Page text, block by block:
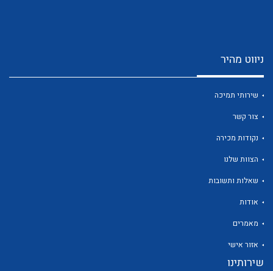
לכל מוצרי היצרן
ניווט מהיר
שירותי תמיכה
צור קשר
נקודות מכירה
הצוות שלנו
שאלות ותשובות
אודות
מאמרים
אזור אישי
שירותינו